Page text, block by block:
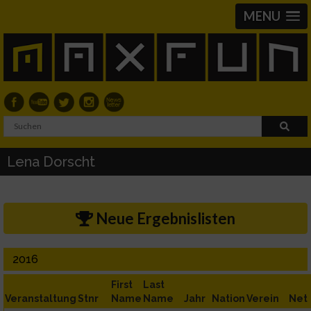
MENU
Lena Dorscht
Neue Ergebnislisten
2016
Veranstaltung Stnr
First
Name
Last
Name
Jahr NationVerein Net